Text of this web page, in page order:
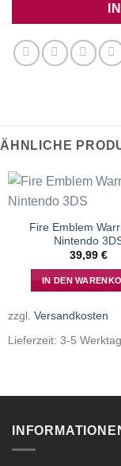
ÄHNLICHE
Fire Emblem
Nintendo
39,99 €
IN DEN
zzgl. Versandkosten
Lieferzeit: 3-5